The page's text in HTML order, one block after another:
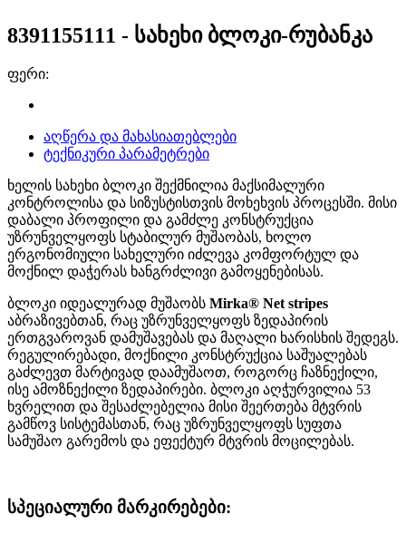
8391155111 - სახეხი ბლოკი-რუბანკა
ფერი:
აღწერა და მახასიათებლები
ტექნიკური პარამეტრები
ხელის სახეხი ბლოკი შექმნილია მაქსიმალური
კონტროლისა და სიზუსტისთვის მოხეხვის პროცესში. მისი
დაბალი პროფილი და გამძლე კონსტრუქცია
უზრუნველყოფს სტაბილურ მუშაობას, ხოლო
ერგონომიული სახელური იძლევა კომფორტულ და
მოქნილ დაჭერას ხანგრძლივი გამოყენებისას.
ბლოკი იდეალურად მუშაობს Mirka® Net stripes
აბრაზივებთან, რაც უზრუნველყოფს ზედაპირის
ერთგვაროვან დამუშავებას და მაღალი ხარისხის შედეგს.
რეგულირებადი, მოქნილი კონსტრუქცია საშუალებას
გაძლევთ მარტივად დაამუშაოთ, როგორც ჩაზნექილი,
ისე ამოზნექილი ზედაპირები. ბლოკი აღჭურვილია 53
ხვრელით და შესაძლებელია მისი შეერთება მტვრის
გამწოვ სისტემასთან, რაც უზრუნველყოფს სუფთა
სამუშაო გარემოს და ეფექტურ მტვრის მოცილებას.
სპეციალური მარკირებები: